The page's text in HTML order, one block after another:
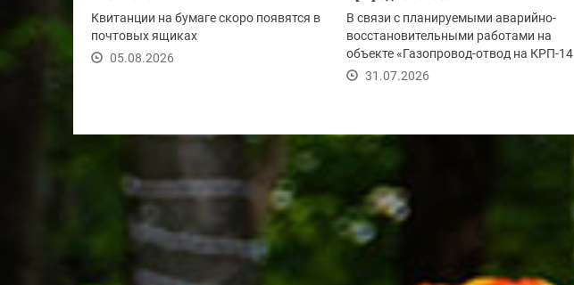
Квитанции на бумаге скоро появятся в
почтовых ящиках
05.08.2026
В связи с планируемыми аварийно-
восстановительными работами на
объекте «Газопровод-отвод на КРП-14
Ду-1020 мм 2-я...
31.07.2026